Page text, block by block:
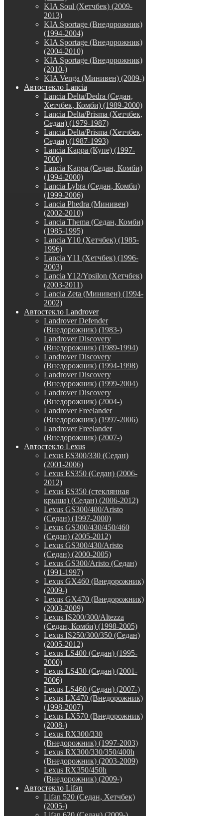
KIA Soul (Хетчбек) (2009-
2013)
KIA Sportage (Внедорожник)
(1994-2004)
KIA Sportage (Внедорожник)
(2004-2010)
KIA Sportage (Внедорожник)
(2010-)
KIA Venga (Минивен) (2009-)
Автостекло Lancia
Lancia Delta/Dedra (Седан,
Хетчбек, Комби) (1989-2000)
Lancia Delta/Prisma (Хетчбек,
Седан) (1979-1987)
Lancia Delta/Prisma (Хетчбек,
Седан) (1987-1993)
Lancia Kappa (Купе) (1997-
2000)
Lancia Kappa (Седан, Комби)
(1994-2000)
Lancia Lybra (Седан, Комби)
(1999-2006)
Lancia Phedra (Минивен)
(2002-2010)
Lancia Thema (Седан, Комби)
(1985-1995)
Lancia Y10 (Хетчбек) (1985-
1996)
Lancia Y11 (Хетчбек) (1996-
2003)
Lancia Y12/Ypsilon (Хетчбек)
(2003-2011)
Lancia Zeta (Минивен) (1994-
2002)
Автостекло Landrover
Landrover Defender
(Внедорожник) (1983-)
Landrover Discovery
(Внедорожник) (1989-1994)
Landrover Discovery
(Внедорожник) (1994-1998)
Landrover Discovery
(Внедорожник) (1999-2004)
Landrover Discovery
(Внедорожник) (2004-)
Landrover Freelander
(Внедорожник) (1997-2006)
Landrover Freelander
(Внедорожник) (2007-)
Автостекло Lexus
Lexus ES300/330 (Седан)
(2001-2006)
Lexus ES350 (Седан) (2006-
2012)
Lexus ES350 (стеклянная
крыша) (Седан) (2006-2012)
Lexus GS300/400/Aristo
(Седан) (1997-2000)
Lexus GS300/430/450/460
(Седан) (2005-2012)
Lexus GS300/430/Aristo
(Седан) (2000-2005)
Lexus GS300/Aristo (Седан)
(1991-1997)
Lexus GX460 (Внедорожник)
(2009-)
Lexus GX470 (Внедорожник)
(2003-2009)
Lexus IS200/300/Altezza
(Седан, Комби) (1998-2005)
Lexus IS250/300/350 (Седан)
(2005-2012)
Lexus LS400 (Седан) (1995-
2000)
Lexus LS430 (Седан) (2001-
2006)
Lexus LS460 (Седан) (2007-)
Lexus LX470 (Внедорожник)
(1998-2007)
Lexus LX570 (Внедорожник)
(2008-)
Lexus RX300/330
(Внедорожник) (1997-2003)
Lexus RX300/330/350/400h
(Внедорожник) (2003-2009)
Lexus RX350/450h
(Внедорожник) (2009-)
Автостекло Lifan
Lifan 520 (Седан, Хетчбек)
(2005-)